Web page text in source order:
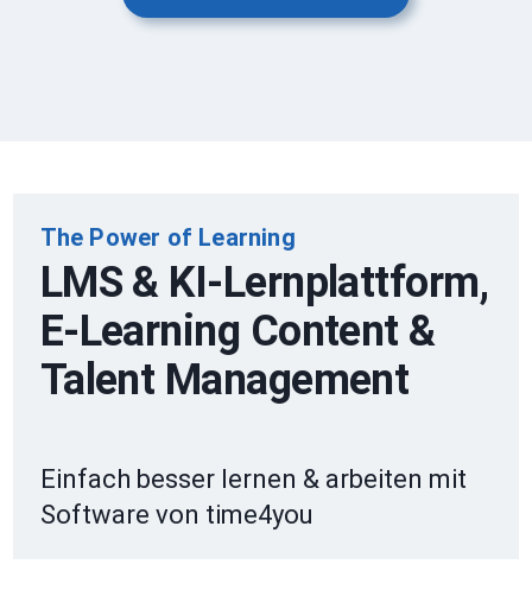
The Power of Learning
LMS & KI-Lernplattform,
E-Learning Content &
Talent Management
Einfach besser lernen & arbeiten mit
Software von time4you